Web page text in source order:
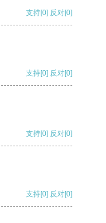
支持[0] 反对[0]
支持[0] 反对[0]
支持[0] 反对[0]
支持[0] 反对[0]